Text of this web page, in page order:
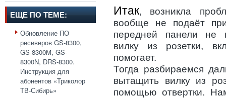
ЕЩЕ ПО ТЕМЕ:
Обновление ПО
ресиверов GS-8300,
GS-8300M, GS-
8300N, DRS-8300.
Инструкция для
абонентов «Триколор
ТВ-Сибирь»
Итак, возникла
вообще не подаёт
передней панели не
вилку из розетки,
помогает.
Тогда разбираемся
вытащить вилку из
помощью отвертки.